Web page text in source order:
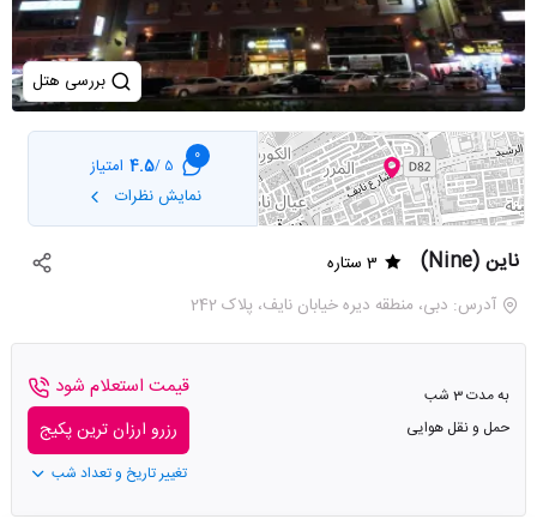
بررسی هتل
0
5 /
4.5 امتیاز
نمایش نظرات
ناین (Nine)
3 ستاره
آدرس: دبی، منطقه دیره خیابان نایف، پلاک 242
به مدت 3 شب
حمل و نقل هوایی
قیمت استعلام شود
رزرو ارزان ترین پکیج
تغییر تاریخ و تعداد شب